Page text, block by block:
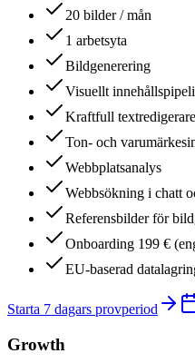
20 bilder / mån
1 arbetsyta
Bildgenerering
Visuellt
Kraftfull textredigerare
Ton- och
Webbplatsanalys
Webbsökning i chatt
Referensbilder för
Onboarding 199 €
EU-baserad
Starta 7 dagars provperiod
Growth